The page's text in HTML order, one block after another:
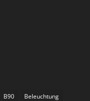
B90
Beleuchtung